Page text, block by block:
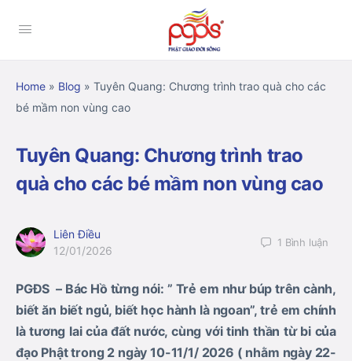
Home » Blog » Tuyên Quang: Chương trình trao quà cho các
bé mầm non vùng cao
Tuyên Quang: Chương trình trao
quà cho các bé mầm non vùng cao
Liên Điều
12/01/2026
1 Bình luận
PGĐS – Bác Hồ từng nói: ” Trẻ em như búp trên cành,
biết ăn biết ngủ, biết học hành là ngoan”, trẻ em chính
là tương lai của đất nước, cùng với tinh thần từ bi của
đạo Phật trong 2 ngày 10-11/1/ 2026 ( nhằm ngày 22-